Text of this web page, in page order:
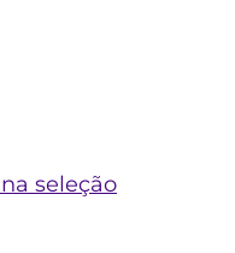
seleção